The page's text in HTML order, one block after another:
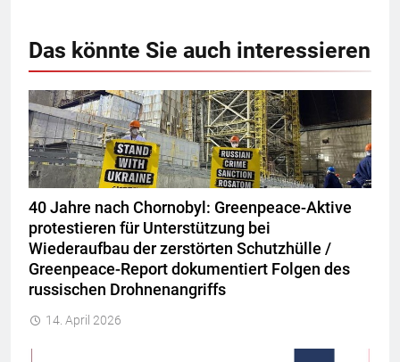
Das könnte Sie auch interessieren
40 Jahre nach Chornobyl: Greenpeace-Aktive
protestieren für Unterstützung bei
Wiederaufbau der zerstörten Schutzhülle /
Greenpeace-Report dokumentiert Folgen des
russischen Drohnenangriffs
14. April 2026